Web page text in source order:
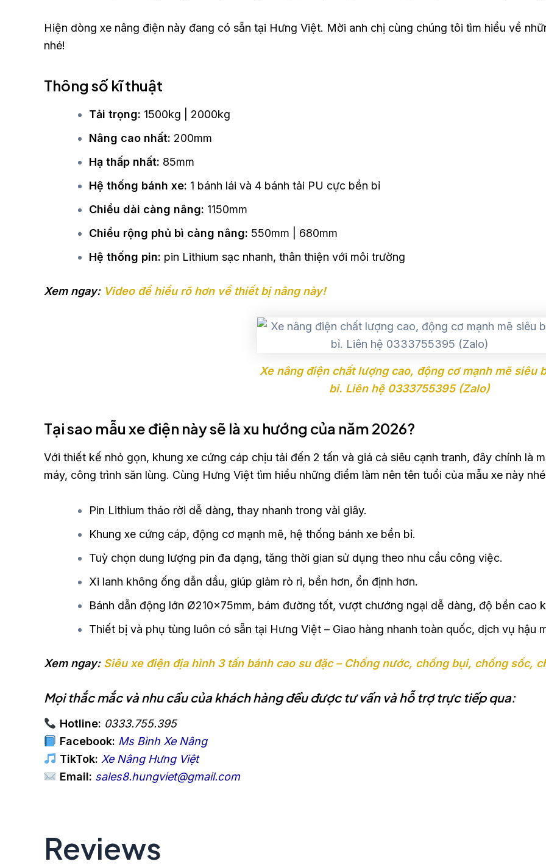
Hiện dòng xe nâng điện này đang có sẵn tại Hưng Việt. Mời anh chị cùng chúng tôi tìm hiểu về
nhé!
Thông số kĩ thuật
Tải trọng: 1500kg | 2000kg
Nâng cao nhất: 200mm
Hạ thấp nhất: 85mm
Hệ thống bánh xe: 1 bánh lái và 4 bánh tải PU cực bền bỉ
Chiều dài càng nâng: 1150mm
Chiều rộng phủ bì càng nâng: 550mm | 680mm
Hệ thống pin: pin Lithium sạc nhanh, thân thiện với môi trường
Xem ngay:Video để hiểu rõ hơn về thiết bị nâng này!
Xe nâng điện chất lượng cao, động cơ mạnh mẽ siêu
bỉ. Liên hệ 0333755395 (Zalo)
Tại sao mẫu xe điện này sẽ là xu hướng của năm 2026?
Với thiết kế nhỏ gọn, khung xe cứng cáp chịu tải đến 2 tấn và giá cả siêu cạnh tranh, đây chính là
máy, công trình săn lùng. Cùng Hưng Việt tìm hiểu những điểm làm nên tên tuổi của mẫu xe này
Pin Lithium tháo rời dễ dàng, thay nhanh trong vài giây.
Khung xe cứng cáp, động cơ mạnh mẽ, hệ thống bánh xe bền bỉ.
Tuỳ chọn dung lượng pin đa dạng, tăng thời gian sử dụng theo nhu cầu công việc.
Xi lanh không ống dẫn dầu, giúp giảm rò rỉ, bền hơn, ổn định hơn.
Bánh dẫn động lớn Ø210×75mm, bám đường tốt, vượt chướng ngại dễ dàng, độ bền cao
Thiết bị và phụ tùng luôn có sẵn tại Hưng Việt – Giao hàng nhanh toàn quốc, dịch vụ hậu
Xem ngay: Siêu xe điện địa hình 3 tấn bánh cao su đặc – Chống nước, chống bụi, chống sốc,
Mọi thắc mắc và nhu cầu của khách hàng đều được tư vấn và hỗ trợ trực tiếp qua:
Hotline: 0333.755.395
Facebook: Ms Bình Xe Nâng
TikTok: Xe Nâng Hưng Việt
Email: sales8.hungviet@gmail.com
Reviews